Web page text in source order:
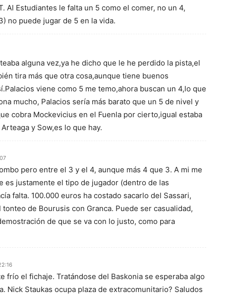
Al Estudiantes le falta un 5 como el comer, no un 4,
no puede jugar de 5 en la vida.
alguna vez,ya he dicho que le he perdido la pista,el
tira más que otra cosa,aunque tiene buenos
viene como 5 me temo,ahora buscan un 4,lo que
mucho, Palacios sería más barato que un 5 de nivel y
cobra Mockevicius en el Fuenla por cierto,igual estaba
y Sow,es lo que hay.
pero entre el 3 y el 4, aunque más 4 que 3. A mi me
es justamente el tipo de jugador (dentro de las
falta. 100.000 euros ha costado sacarlo del Sassari,
de Bourusis con Granca. Puede ser casualidad,
de que se va con lo justo, como para
frío el fichaje. Tratándose del Baskonia se esperaba algo
Nick Staukas ocupa plaza de extracomunitario? Saludos